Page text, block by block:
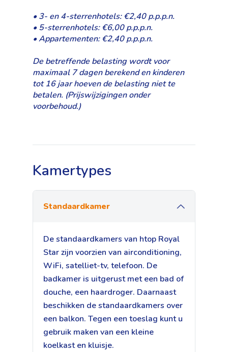
• 3- en 4-sterrenhotels: €2,40 p.p.p.n.
• 5-sterrenhotels: €6,00 p.p.p.n.
• Appartementen: €2,40 p.p.p.n.
De betreffende belasting wordt voor
maximaal 7 dagen berekend en kinderen
tot 16 jaar hoeven de belasting niet te
betalen. (Prijswijzigingen onder
voorbehoud.)
Kamertypes
Standaardkamer
De standaardkamers van htop Royal
Star zijn voorzien van airconditioning,
WiFi, satelliet-tv, telefoon. De
badkamer is uitgerust met een bad of
douche, een haardroger. Daarnaast
beschikken de standaardkamers over
een balkon. Tegen een toeslag kunt u
gebruik maken van een kleine
koelkast en kluisje.